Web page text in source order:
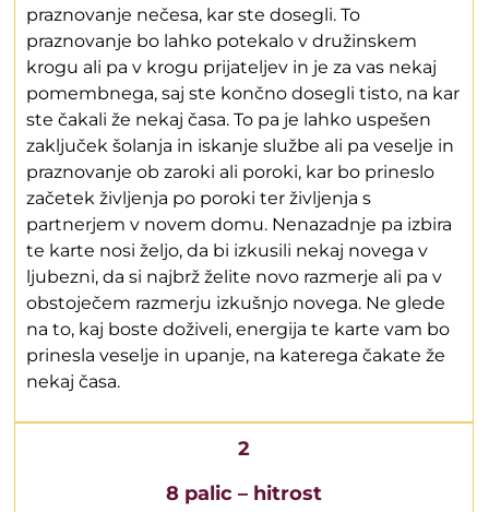
praznovanje nečesa, kar ste dosegli. To
praznovanje bo lahko potekalo v družinskem
krogu ali pa v krogu prijateljev in je za vas nekaj
pomembnega, saj ste končno dosegli tisto, na kar
ste čakali že nekaj časa. To pa je lahko uspešen
zaključek šolanja in iskanje službe ali pa veselje in
praznovanje ob zaroki ali poroki, kar bo prineslo
začetek življenja po poroki ter življenja s
partnerjem v novem domu. Nenazadnje pa izbira
te karte nosi željo, da bi izkusili nekaj novega v
ljubezni, da si najbrž želite novo razmerje ali pa v
obstoječem razmerju izkušnjo novega. Ne glede
na to, kaj boste doživeli, energija te karte vam bo
prinesla veselje in upanje, na katerega čakate že
nekaj časa.
2
8 palic – hitrost